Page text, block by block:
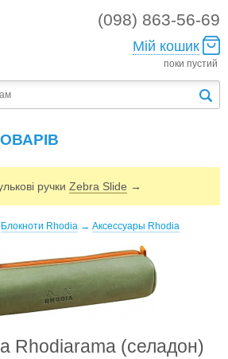
(098) 863-56-69
Мій кошик
поки пустий
ручки Zebra Slide →
Блокноти Rhodia → Аксессуары Rhodia
Rhodiarama (селадон)